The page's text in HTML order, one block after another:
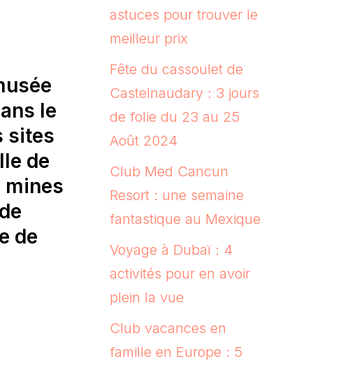
le
sites
de
mines
de
astuces pour trouver le
meilleur prix
Fête du cassoulet de
Castelnaudary : 3 jours
de folie du 23 au 25
Août 2024
Club Med Cancun
Resort : une semaine
fantastique au Mexique
Voyage à Dubaï : 4
activités pour en avoir
plein la vue
Club vacances en
famille en Europe : 5